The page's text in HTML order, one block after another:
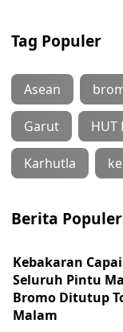
Tag Populer
Asean
Garut HUT
Karhutla
Berita Populer
Kebakaran
Seluruh Pintu
Bromo Ditutup
Malam